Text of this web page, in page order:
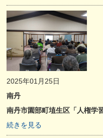
2025年01月25日
南丹
南丹市園部町埴生区「人権学
続きを見る